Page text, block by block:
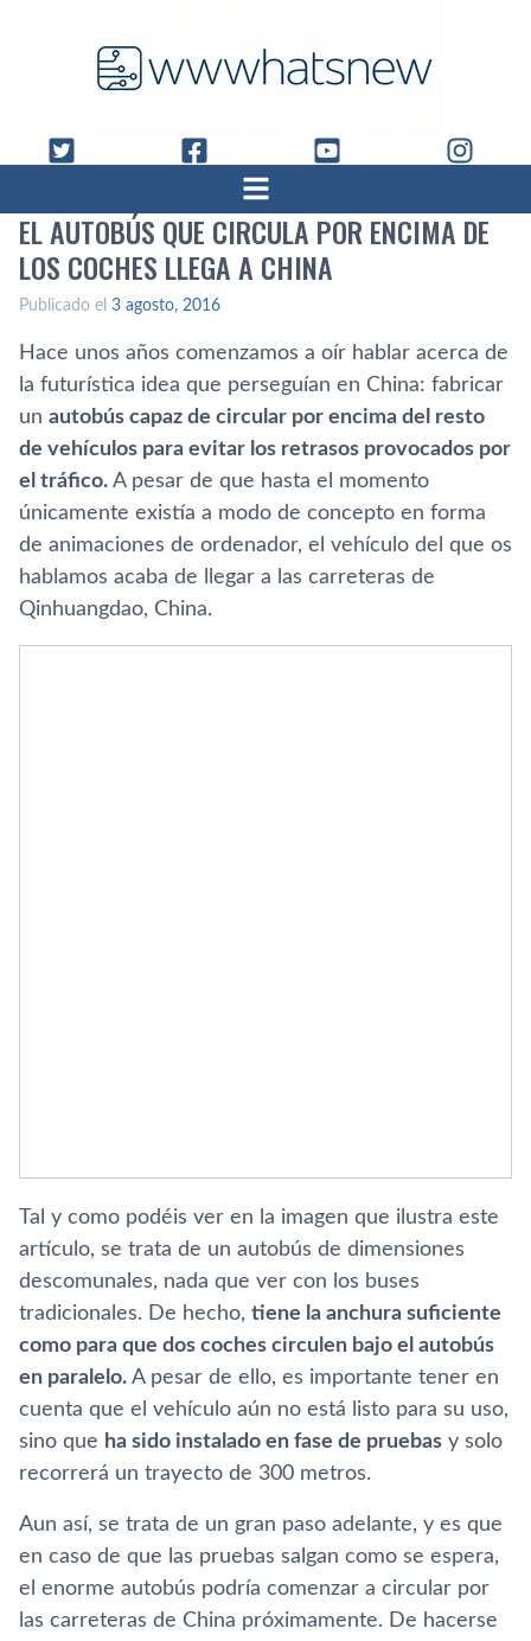
EL AUTOBÚS QUE CIRCULA POR ENCIMA DE
LOS COCHES LLEGA A CHINA
Publicado el 3 agosto, 2016
Hace unos años comenzamos a oí­r hablar acerca de
la futurí­stica idea que perseguí­an en China: fabricar
un autobús capaz de circular por encima del resto
de vehí­culos para evitar los retrasos provocados por
el tráfico. A pesar de que hasta el momento
únicamente existí­a a modo de concepto en forma
de animaciones de ordenador, el vehí­culo del que os
hablamos acaba de llegar a las carreteras de
Qinhuangdao, China.
Tal y como podéis ver en la imagen que ilustra este
artí­culo, se trata de un autobús de dimensiones
descomunales, nada que ver con los buses
tradicionales. De hecho, tiene la anchura suficiente
como para que dos coches circulen bajo el autobús
en paralelo. A pesar de ello, es importante tener en
cuenta que el vehí­culo aún no está listo para su uso,
sino que ha sido instalado en fase de pruebas y solo
recorrerá un trayecto de 300 metros.
Aun así­, se trata de un gran paso adelante, y es que
en caso de que las pruebas salgan como se espera,
el enorme autobús podrí­a comenzar a circular por
las carreteras de China próximamente. De hacerse